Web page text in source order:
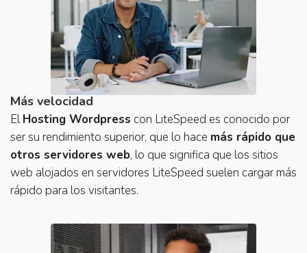
Más velocidad
ElHosting Wordpress con LiteSpeed es conocido por
ser su rendimiento superior, que lo hace más rápido que
otros servidores web, lo que significa que los sitios
web alojados en servidores LiteSpeed suelen cargar más
rápido para los visitantes.